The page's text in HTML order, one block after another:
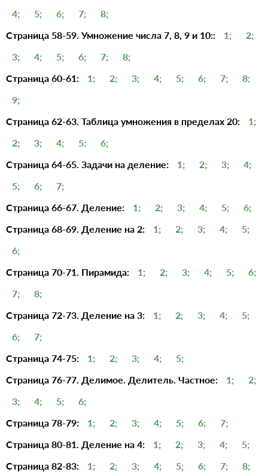
4; 5; 6; 7;
8;
Страница 58-59. Умножение числа 7, 8, 9 и 10::
1;
2;
3;
4; 5; 6; 7;
8;
Страница 60-61:
1; 2; 3; 4; 5; 6; 7;
8;
9;
Страница 62-63. Таблица умножения в пределах 20:
1;
2;
3; 4; 5;
6;
Страница 64-65. Задачи на деление:
1; 2; 3;
4;
5;
6;
7;
Страница 66-67. Деление:
1; 2; 3; 4; 5;
6;
Страница 68-69. Деление на 2:
1; 2; 3; 4;
5;
6;
Страница 70-71. Пирамида:
1; 2; 3; 4; 5;
6;
7;
8;
Страница 72-73. Деление на 3:
1; 2; 3; 4;
5;
6;
7;
Страница 74-75:
1; 2; 3; 4;
5;
Страница 76-77. Делимое. Делитель. Частное:
1;
2;
3;
4; 5;
6;
Страница 78-79:
1; 2; 3; 4; 5; 6;
7;
Страница 80-81. Деление на 4:
1; 2; 3; 4;
5;
Страница 82-83:
1; 2; 3; 4; 5; 6; 7;
8;